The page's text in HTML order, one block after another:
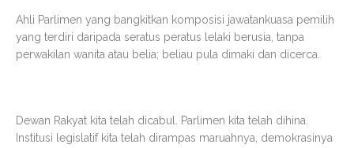
Ahli Parlimen yang bangkitkan komposisi jawatankuasa pemilih
yang terdiri daripada seratus peratus lelaki berusia, tanpa
perwakilan wanita atau belia; beliau pula dimaki dan dicerca.
Dewan Rakyat kita telah dicabul. Parlimen kita telah dihina.
Institusi legislatif kita telah dirampas maruahnya, demokrasinya